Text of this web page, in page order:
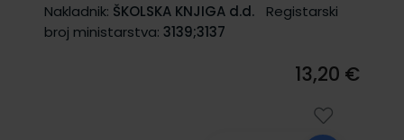
Nakladnik: ŠKOLSKA KNJIGA d.d.
Registarski
broj ministarstva: 3139;3137
13,20 €